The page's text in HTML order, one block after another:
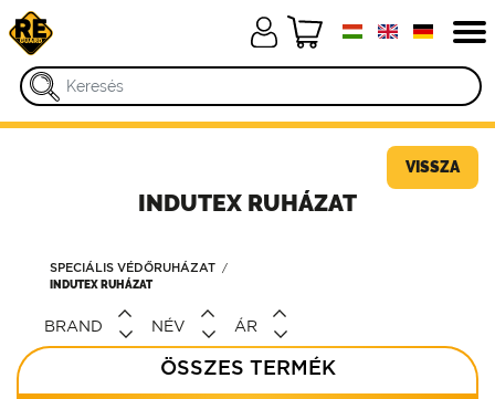
VISSZA
INDUTEX RUHÁZAT
SPECIÁLIS VÉDŐRUHÁZAT
INDUTEX RUHÁZAT
BRAND NÉV ÁR
ÖSSZES TERMÉK